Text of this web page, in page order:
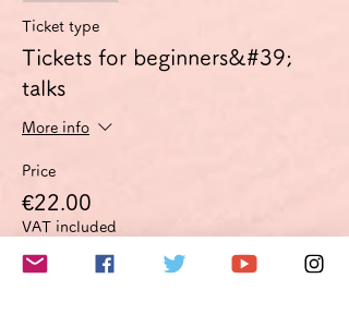
Ticket type
Tickets for beginners&#39;
talks
More info
Price
€22.00
VAT included